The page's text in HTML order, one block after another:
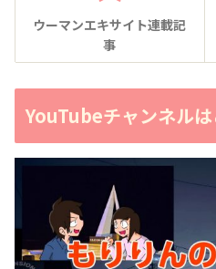
ウーマンエキサイト連載記
事
YouTubeチャンネルは